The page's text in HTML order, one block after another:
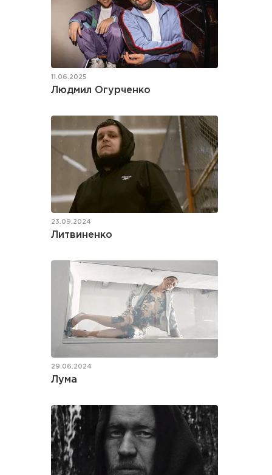
11.06.2025
Людмил Огурченко
23.09.2024
Литвиненко
29.06.2024
Лума